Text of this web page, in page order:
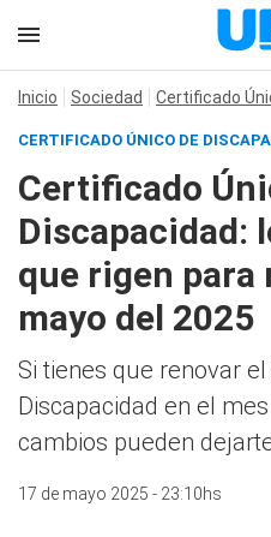
Inicio Sociedad Certificado
CERTIFICADO ÚNICO DE
Certificado
Discapacidad:
que rigen para
mayo del 2025
Si tienes que renovar
Discapacidad en el
cambios pueden
17 de mayo 2025 - 23:10hs